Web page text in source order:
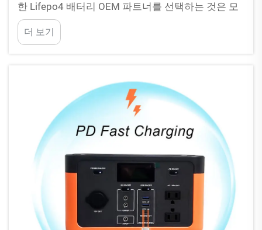
한 Lifepo4 배터리 OEM 파트너를 선택하는 것은 모
든 기업에게 매우 중요합니다. PUFA는 이러한 요구
사항을 깊이 인식하는 기업입니다. 당사는 품질과 성
능을 최우선으로 삼으며, 다음과 같이 약속합니다...
더 보기